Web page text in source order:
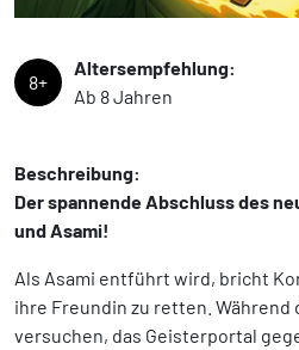
8+
Altersempfehlung:
Ab 8 Jahren
Beschreibung:
Der spannende Abschluss des
und Asami!
Als Asami entführt wird, bricht
ihre Freundin zu retten.
versuchen, das Geisterportal